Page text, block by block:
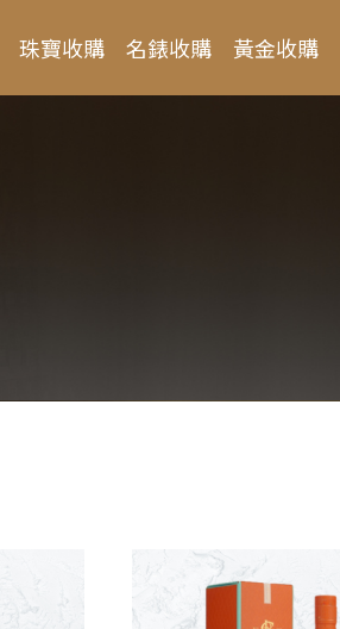
珠寶收購 名錶收購 黃金收購